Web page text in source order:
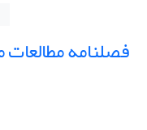
فصلنامه